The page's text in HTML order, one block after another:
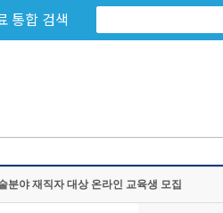
통합 검색
분야 재직자 대상 온라인 교육생 모집